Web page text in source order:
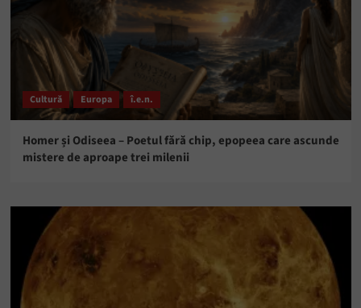
Cultură Europa î.e.n.
Homer și Odiseea – Poetul fără chip, epopeea care ascunde
mistere de aproape trei milenii